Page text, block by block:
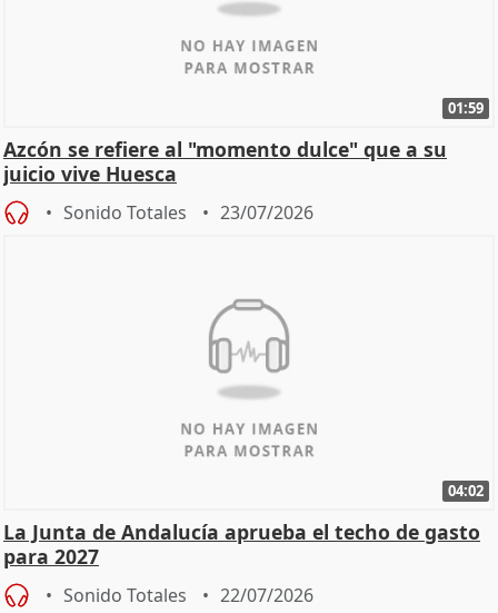
01:59
Azcón se refiere al "momento dulce" que a su
juicio vive Huesca
Sonido Totales 23/07/2026
04:02
La Junta de Andalucía aprueba el techo de gasto
para 2027
Sonido Totales 22/07/2026